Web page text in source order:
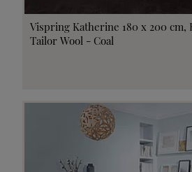
Vispring Katherine 180 x 200 cm,
Tailor Wool - Coal